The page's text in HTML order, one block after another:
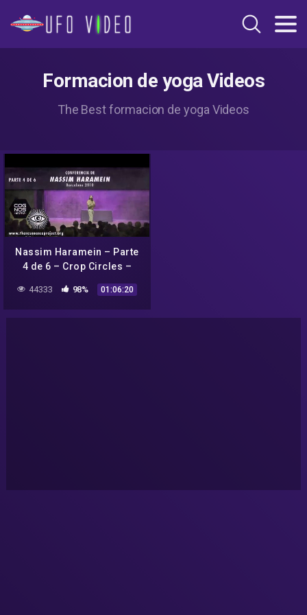
Formacion de yoga Videos
The Best formacion de yoga Videos
Nassim Haramein – Parte
4 de 6 – Crop Circles –
Barcelona 2010
44333 98% 01:06:20